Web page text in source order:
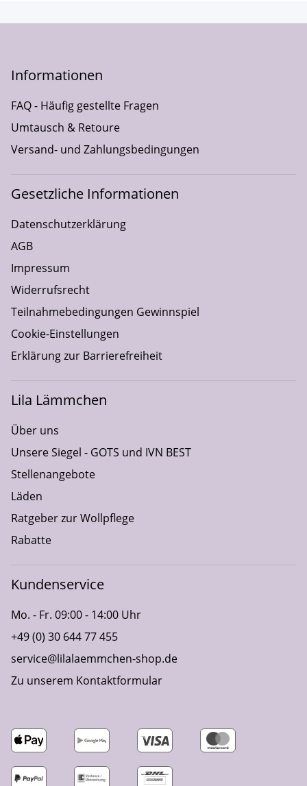
Informationen
FAQ - Häufig gestellte Fragen
Umtausch & Retoure
Versand- und Zahlungsbedingungen
Gesetzliche Informationen
Datenschutzerklärung
AGB
Impressum
Widerrufsrecht
Teilnahmebedingungen Gewinnspiel
Cookie-Einstellungen
Erklärung zur Barrierefreiheit
Lila Lämmchen
Über uns
Unsere Siegel - GOTS und IVN BEST
Stellenangebote
Läden
Ratgeber zur Wollpflege
Rabatte
Kundenservice
Mo. - Fr. 09:00 - 14:00 Uhr
+49 (0) 30 644 77 455
service@lilalaemmchen-shop.de
Zu unserem Kontaktformular